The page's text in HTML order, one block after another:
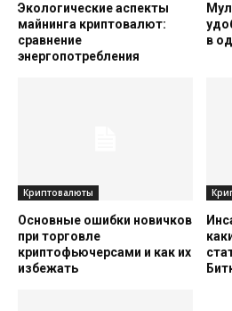
Экологические аспекты
майнинга криптовалют:
сравнение
энергопотребления
в
Криптовалюты
Основные ошибки новичков
при торговле
криптофьючерсами и как их
избежать